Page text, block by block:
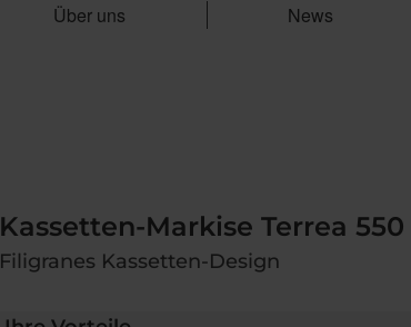
Über uns News
Kassetten-Markise Terrea 550
Filigranes Kassetten-Design